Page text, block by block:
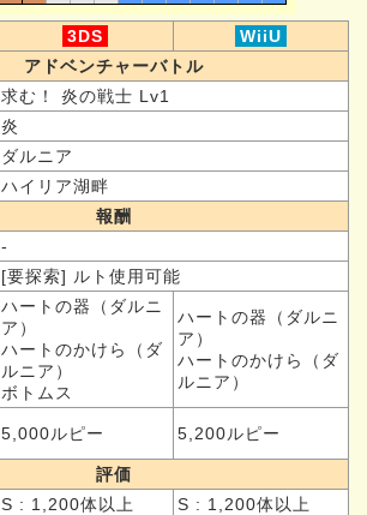
3DS
WiiU
アドベンチャーバトル
求む！ 炎の戦士 Lv1
炎
ダルニア
ハイリア湖畔
報酬
-
[要探索] ルト使用可能
ハートの器（ダルニ
ア）
ハートのかけら（ダ
ルニア）
ボトムス
ハートの器（ダルニ
ア）
ハートのかけら（ダ
ルニア）
5,000ルピー 5,200ルピー
評価
S : 1,200体以上 S : 1,200体以上